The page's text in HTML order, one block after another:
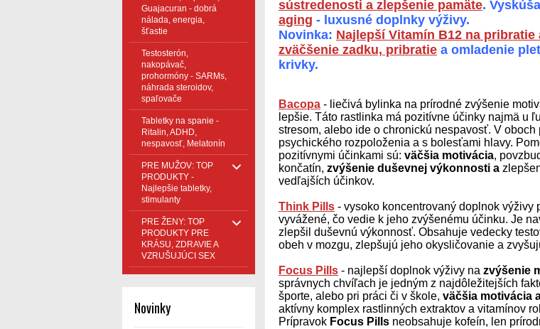
Guajacuran - dobrá
nálada, energia,
šťastie
Testosterón,
nakopávač,
prohormóny - SARMs,
náhrada steroidov,
spaľovače
Tabletky na spanie -
Ritalin, ADHD,
nespavosť, Melatonín
PRE MUŽOV: TOP
PRODUKTY -
Najlepšie tabletky,
stimulanty
PRE ŽENY: TOP
PRODUKTY PRE
KRÁSU, ZDRAVIE A
VZRUŠUJÚCI SEX
Novinky
sústredenosti a zlepšenie pamäte.
aging - luxusné doplnky výživy.
Novinka: Najlepší Vitamín B12 na pribratie
zväčšenie zadku, pribratie a omladenie
krivky.
Bacopa - liečivá bylinka na prírodné zvýšenie
lepšie. Táto rastlinka má pozitívne účinky najmä u
stresom, alebo ide o chronickú nespavosť. V
psychického rozpoloženia a s bolesťami hlavy.
pozitívnymi účinkami sú: väčšia motivácia,
končatín, zvýšenie duševnej výkonnosti a
vedľajších účinkov.
Think Pills - vysoko koncentrovaný doplnok výživy
vyvážené, čo vedie k jeho zvýšenému účinku. Je
zlepšil duševnú výkonnosť. Obsahuje vedecky
obeh v mozgu, zlepšujú jeho okysličovanie a
Focus Pills - najlepší doplnok výživy na zvýšenie
správnych chvíľach je jedným z najdôležitejších
športe, alebo pri práci či v škole, väčšia motivácia
aktívny komplex rastlinných extraktov a vitamínov
Prípravok Focus Pills neobsahuje kofeín, len